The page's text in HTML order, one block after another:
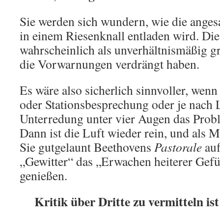
Sie werden sich wundern, wie die
in einem Riesenknall entladen wird.
wahrscheinlich als unverhältnismäßig
die Vorwarnungen verdrängt haben.
Es wäre also sicherlich sinnvoller,
oder Stationsbesprechung oder je nach
Unterredung unter vier Augen das
Dann ist die Luft wieder rein, und als
Sie gutgelaunt Beethovens Pastorale
„Gewitter“ das „Erwachen heiterer
genießen.
Kritik über Dritte zu vermitteln ist